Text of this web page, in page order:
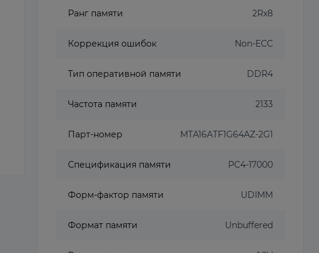
Ранг памяти 2Rx8
Коррекция ошибок Non-ECC
Тип оперативной памяти DDR4
Частота памяти 2133
Парт-номер MTA16ATF1G64AZ-2G1
Спецификация памяти PC4-17000
Форм-фактор памяти UDIMM
Формат памяти Unbuffered